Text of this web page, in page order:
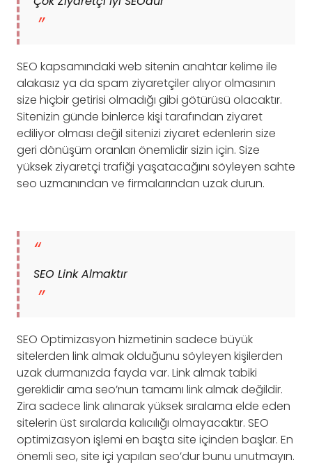
SEO kapsamındaki web sitenin anahtar kelime ile
alakasız ya da spam ziyaretçiler alıyor olmasının
size hiçbir getirisi olmadığı gibi götürüsü olacaktır.
Sitenizin günde binlerce kişi tarafından ziyaret
ediliyor olması değil sitenizi ziyaret edenlerin size
geri dönüşüm oranları önemlidir sizin için. Size
yüksek ziyaretçi trafiği yaşatacağını söyleyen sahte
seo uzmanından ve firmalarından uzak durun.
SEO Link Almaktır
SEO Optimizasyon hizmetinin sadece büyük
sitelerden link almak olduğunu söyleyen kişilerden
uzak durmanızda fayda var. Link almak tabiki
gereklidir ama seo’nun tamamı link almak değildir.
Zira sadece link alınarak yüksek sıralama elde eden
sitelerin üst sıralarda kalıcılığı olmayacaktır. SEO
optimizasyon işlemi en başta site içinden başlar. En
önemli seo, site içi yapılan seo’dur bunu unutmayın.